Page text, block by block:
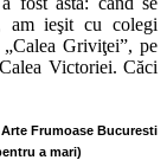
am ieşit cu colegi
Griviţei”, pe
Victoriei. Căci
Frumoase Bucuresti
a mari)